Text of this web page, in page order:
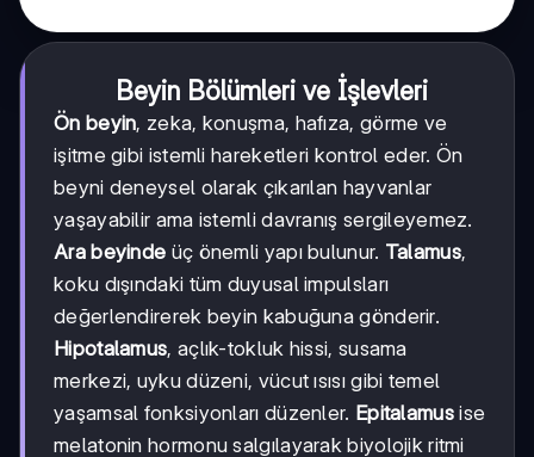
Beyin Bölümleri ve İşlevleri
Ön beyin, zeka, konuşma, hafıza, görme ve
işitme gibi istemli hareketleri kontrol eder. Ön
beyni deneysel olarak çıkarılan hayvanlar
yaşayabilir ama istemli davranış sergileyemez.
Ara beyinde üç önemli yapı bulunur. Talamus,
koku dışındaki tüm duyusal impulsları
değerlendirerek beyin kabuğuna gönderir.
Hipotalamus, açlık-tokluk hissi, susama
merkezi, uyku düzeni, vücut ısısı gibi temel
yaşamsal fonksiyonları düzenler. Epitalamusise
melatonin hormonu salgılayarak biyolojik ritmi